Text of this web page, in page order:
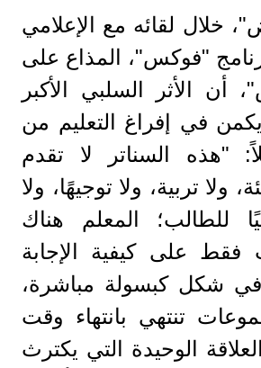
خلال لقائه مع الإعلامي
"فوكس"، المذاع على
أن الأثر السلبي الأكبر
يكمن في إفراغ التعليم من
"هذه السناتر لا تقدم
ولا تربية، ولا توجيهًا، ولا
للطالب؛ المعلم هناك
فقط على كيفية الإجابة
في شكل كبسولة مباشرة،
تنتهي بانتهاء وقت
الوحيدة التي يكترث